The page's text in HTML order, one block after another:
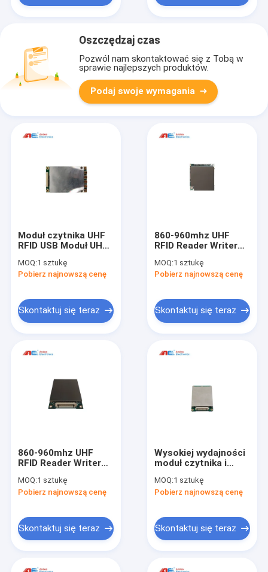
Oszczędzaj czas
Pozwól nam skontaktować się z Tobą w
sprawie najlepszych produktów.
Podaj swoje wymagania
Moduł czytnika UHF
RFID USB Moduł UHF
m EPC Global Class 1
Gen2
MOQ:1 sztukę
Pobierz najnowszą cenę
Skontaktuj się teraz
860-960mhz UHF
RFID Reader Writer
protokołu ISO18000
6C EPC GEN2
MOQ:1 sztukę
Pobierz najnowszą cenę
Skontaktuj się teraz
860-960mhz UHF
RFID Reader Writer
protokołu ISO18000-
6C ((EPC GEN2)
MOQ:1 sztukę
Pobierz najnowszą cenę
Skontaktuj się teraz
Wysokiej wydajności
moduł czytnika i
Mini ISO18000 6C
UHF
MOQ:1 sztukę
Pobierz najnowszą cenę
Skontaktuj się teraz